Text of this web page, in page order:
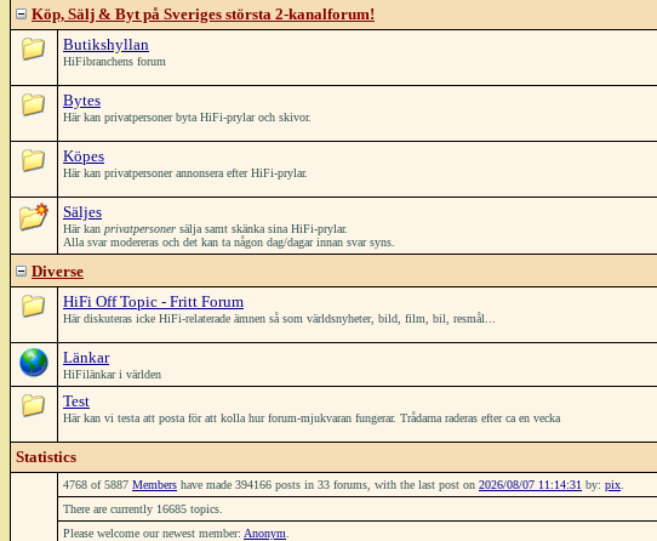
Köp, Sälj & Byt på Sveriges största 2-kanalforum!
Butikshyllan
HiFibranchens forum
Bytes
Här kan privatpersoner byta HiFi-prylar och skivor.
Köpes
Här kan privatpersoner annonsera efter HiFi-prylar.
Säljes
Här kan privatpersoner sälja samt skänka sina HiFi-prylar.
Alla svar modereras och det kan ta någon dag/dagar innan svar syns.
Diverse
HiFi Off Topic - Fritt Forum
Här diskuteras icke HiFi-relaterade ämnen så som världsnyheter, bild, film, bil, resmål...
Länkar
HiFilänkar i världen
Test
Här kan vi testa att posta för att kolla hur forum-mjukvaran fungerar. Trådarna raderas efter ca en vecka
Statistics
4768 of 5887 Members have made 394166 posts in 33 forums, with the last post on 2026/08/07 11:14:31 by: pix
There are currently 16685 topics.
Please welcome our newest member: Anonym